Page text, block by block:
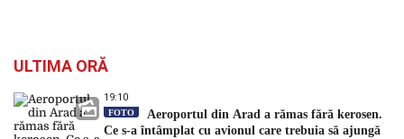
ULTIMA ORĂ
19:10
FOTO
Aeroportul din Arad a rămas fără kerosen.
Ce s-a întâmplat cu avionul care trebuia să ajungă